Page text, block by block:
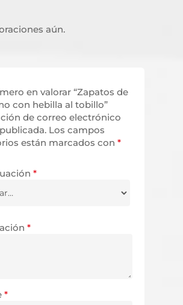
aún.
en valorar “Zapatos de
con hebilla al tobillo”
de correo electrónico
Los campos
están marcados con *
*
*
*